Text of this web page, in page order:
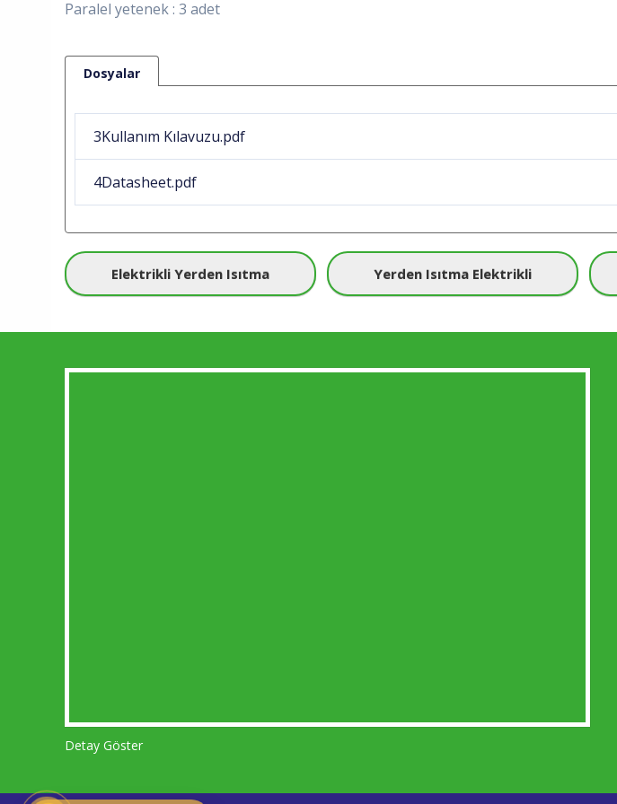
Paralel yetenek : 3 adet
Dosyalar
3Kullanım Kılavuzu.pdf
4Datasheet.pdf
Elektrikli Yerden Isıtma Yerden Isıtma Elektrikli
Detay Göster